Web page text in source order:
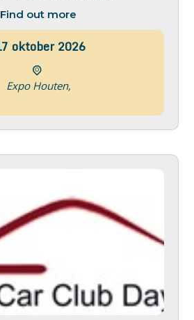
Find out more
oktober 2026
Expo Houten,